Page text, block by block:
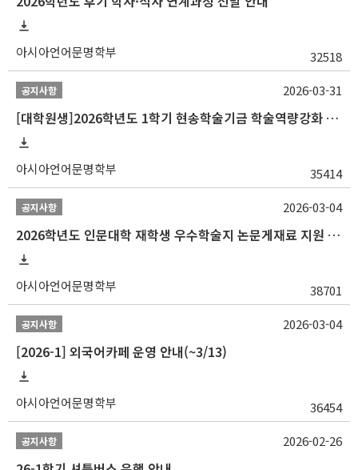
아시아언어문명학부 32518
공지사항
[대학원생]2026학년도 1학기 현송학술기금 학술역량강화 사업 안내
아시아언어문명학부 35414
2026-03-31
공지사항
2026학년도 인문대학 재학생 우수학술지 논문게재료 지원 안내
아시아언어문명학부 38701
2026-03-04
공지사항
[2026-1] 외국어카페 운영 안내(~3/13)
아시아언어문명학부 36454
2026-03-04
공지사항 2026-02-26